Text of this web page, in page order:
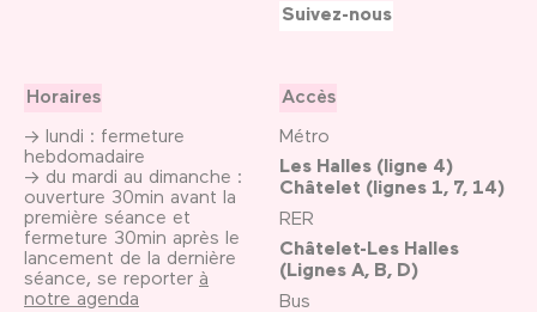
Horaires
→ lundi : fermeture
hebdomadaire
→ du mardi au dimanche :
ouverture 30min avant la
première séance et
fermeture 30min après le
lancement de la dernière
séance, se reporter à
notre agenda
Accès
Métro
Les Halles (ligne 4)
Châtelet (lignes 1, 7, 14)
RER
Châtelet-Les Halles
(Lignes A, B, D)
Bus
Suivez-nous